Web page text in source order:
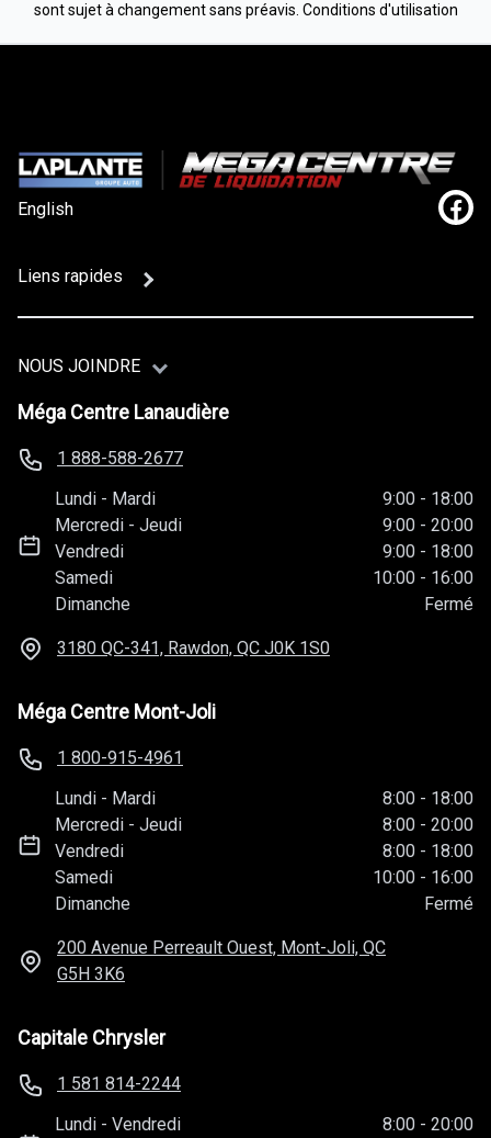
sont sujet à changement sans préavis. Conditions d'utilisation
English
Liens rapides
NOUS JOINDRE
Méga Centre Lanaudière
1 888-588-2677
Lundi - Mardi 9:00 - 18:00
Mercredi -Jeudi 9:00 - 20:00
Vendredi
9:00 - 18:00
Samedi
10:00 - 16:00
Dimanche
Fermé
3180 QC-341, Rawdon, QC J0K 1S0
Méga Centre Mont-Joli
1 800-915-4961
Lundi - Mardi 8:00 - 18:00
Mercredi -Jeudi 8:00 - 20:00
Vendredi
8:00 - 18:00
Samedi
10:00 - 16:00
Dimanche
Fermé
200 Avenue Perreault Ouest, Mont-Joli, QC
G5H 3K6
Capitale Chrysler
1 581 814-2244
Lundi -Vendredi 8:00 - 20:00